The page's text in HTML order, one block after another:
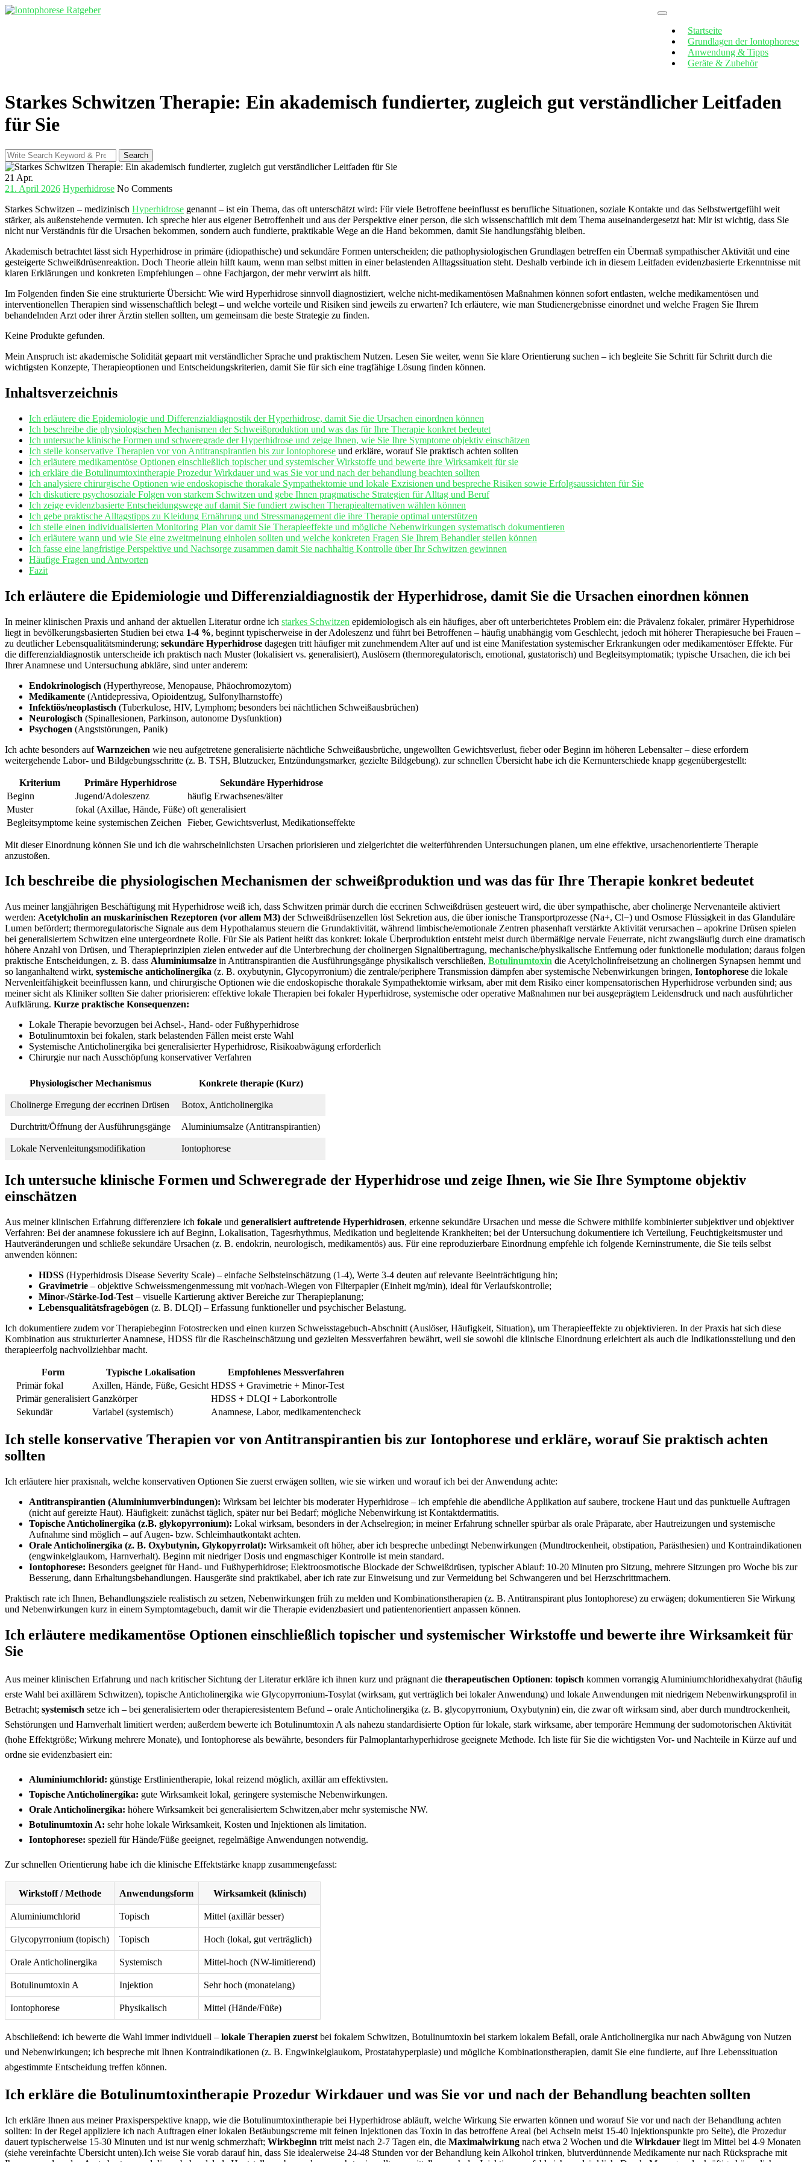
Skip
Startseite
Grundlagen der Iontophorese
Anwendung & Tipps
Geräte & Zubehör
Starkes Schwitzen Therapie: Ein akademisch fundierter, zugleich gut verständlicher Leitfaden
für Sie
Search
for:
Search
21 Apr.
21. April 2026 Hyperhidrose No Comments
Starkes Schwitzen – medizinisch Hyperhidrose genannt – ist ein Thema, das oft unterschätzt wird: Für viele Betroffene beeinflusst es berufliche Situationen, soziale Kontakte und das Selbstwertgefühl weit
stärker, als außenstehende vermuten. Ich spreche hier aus eigener Betroffenheit und aus der Perspektive einer person, die sich wissenschaftlich mit dem Thema auseinandergesetzt hat: Mir ist wichtig, dass Sie
nicht nur Verständnis für die Ursachen bekommen, sondern auch fundierte, praktikable Wege an die Hand bekommen, damit Sie handlungsfähig bleiben.
Akademisch betrachtet lässt sich Hyperhidrose in primäre (idiopathische) und sekundäre Formen unterscheiden; die pathophysiologischen Grundlagen betreffen ein Übermaß sympathischer Aktivität und eine
gesteigerte Schweißdrüsenreaktion. Doch Theorie allein hilft kaum, wenn man selbst mitten in einer belastenden Alltagssituation steht. Deshalb verbinde ich in diesem Leitfaden evidenzbasierte Erkenntnisse mit
klaren Erklärungen und konkreten Empfehlungen – ohne Fachjargon, der mehr verwirrt als hilft.
Im Folgenden finden Sie eine strukturierte Übersicht: Wie wird Hyperhidrose sinnvoll diagnostiziert, welche nicht-medikamentösen Maßnahmen können sofort entlasten, welche medikamentösen und
interventionellen Therapien sind wissenschaftlich belegt – und welche vorteile und Risiken sind jeweils zu erwarten? Ich erläutere, wie man Studienergebnisse einordnet und welche Fragen Sie Ihrem
behandelnden Arzt oder ihrer Ärztin stellen sollten, um gemeinsam die beste Strategie zu finden.
Keine Produkte gefunden.
Mein Anspruch ist: akademische Solidität gepaart mit verständlicher Sprache und praktischem Nutzen. Lesen Sie weiter, wenn Sie klare Orientierung suchen – ich begleite Sie Schritt für Schritt durch die
wichtigsten Konzepte, Therapieoptionen und Entscheidungskriterien, damit Sie für sich eine tragfähige Lösung finden können.
Inhaltsverzeichnis
Ich erläutere die Epidemiologie und Differenzialdiagnostik der Hyperhidrose, damit Sie die Ursachen einordnen können
Ich beschreibe die physiologischen Mechanismen der Schweißproduktion und was das für Ihre Therapie konkret bedeutet
Ich untersuche klinische Formen und schweregrade der Hyperhidrose und zeige Ihnen, wie Sie Ihre Symptome objektiv einschätzen
Ich stelle konservative Therapien vor von Antitranspirantien bis zurIontophorese und erkläre, worauf Sie praktisch achten sollten
Ich erläutere medikamentöse Optionen einschließlich topischer und systemischer Wirkstoffe und bewerte ihre Wirksamkeit für sie
ich erkläre die Botulinumtoxintherapie Prozedur Wirkdauer und was Sie vor und nach der behandlung beachten sollten
Ich analysiere chirurgische Optionen wie endoskopische thorakale Sympathektomie und lokale Exzisionen und bespreche Risiken sowie Erfolgsaussichten für Sie
Ich diskutiere psychosoziale Folgen von starkem Schwitzen und gebe Ihnen pragmatische Strategien für Alltag und Beruf
Ich zeige evidenzbasierte Entscheidungswege auf damit Sie fundiert zwischen Therapiealternativen wählen können
Ich gebe praktische Alltagstipps zu Kleidung Ernährung und Stressmanagement die ihre Therapie optimal unterstützen
Ich stelle einen individualisierten Monitoring Plan vor damit Sie Therapieeffekte und mögliche Nebenwirkungen systematisch dokumentieren
Ich erläutere wann und wie Sie eine zweitmeinung einholen sollten und welche konkreten Fragen Sie Ihrem Behandler stellen können
Ich fasse eine langfristige Perspektive und Nachsorge zusammen damit Sie nachhaltig Kontrolle über Ihr Schwitzen gewinnen
Häufige Fragen und Antworten
Fazit
Ich erläutere die Epidemiologie und Differenzialdiagnostik der Hyperhidrose, damit Sie die Ursachen einordnen können
In meiner klinischen Praxis und anhand der aktuellen Literatur ordne ich starkes Schwitzen epidemiologisch als ein häufiges, aber oft unterberichtetes Problem ein: die Prävalenz fokaler, primärer Hyperhidrose
liegt in bevölkerungsbasierten Studien bei etwa 1-4 %, beginnt typischerweise in der Adoleszenz und führt bei Betroffenen – häufig unabhängig vom Geschlecht, jedoch mit höherer Therapiesuche bei Frauen –
zu deutlicher Lebensqualitätsminderung; sekundäre Hyperhidrose dagegen tritt häufiger mit zunehmendem Alter auf und ist eine Manifestation systemischer Erkrankungen oder medikamentöser Effekte. Für
die differenzialdiagnostik unterscheide ich praktisch nach Muster (lokalisiert vs. generalisiert), Auslösern (thermoregulatorisch, emotional, gustatorisch) und Begleitsymptomatik; typische Ursachen, die ich bei
Ihrer Anamnese und Untersuchung abkläre, sind unter anderem:
Endokrinologisch (Hyperthyreose, Menopause, Phäochromozytom)
Medikamente (Antidepressiva, Opioidentzug, Sulfonylharnstoffe)
Infektiös/neoplastisch (Tuberkulose, HIV, Lymphom; besonders bei nächtlichen Schweißausbrüchen)
Neurologisch (Spinallesionen, Parkinson, autonome Dysfunktion)
Psychogen (Angststörungen, Panik)
Ich achte besonders aufWarnzeichen wie neu aufgetretene generalisierte nächtliche Schweißausbrüche, ungewollten Gewichtsverlust, fieber oder Beginn im höheren Lebensalter – diese erfordern
weitergehende Labor- und Bildgebungsschritte (z. B. TSH, Blutzucker, Entzündungsmarker, gezielte Bildgebung). zur schnellen Übersicht habe ich die Kernunterschiede knapp gegenübergestellt:
Kriterium Primäre Hyperhidrose
Sekundäre Hyperhidrose
Beginn
Jugend/Adoleszenz
häufig Erwachsenes/älter
Muster
fokal (Axillae, Hände, Füße) oft generalisiert
Begleitsymptome keine systemischen Zeichen Fieber, Gewichtsverlust, Medikationseffekte
Mit dieser Einordnung können Sie und ich die wahrscheinlichsten Ursachen priorisieren und zielgerichtet die weiterführenden Untersuchungen planen, um eine effektive, ursachenorientierte Therapie
anzustoßen.
Ich beschreibe die physiologischen Mechanismen der schweißproduktion und was das für Ihre Therapie konkret bedeutet
Aus meiner langjährigen Beschäftigung mit Hyperhidrose weiß ich, dass Schwitzen primär durch die eccrinen Schweißdrüsen gesteuert wird, die über sympathische, aber cholinerge Nervenanteile aktiviert
werden: Acetylcholin an muskarinischen Rezeptoren (vor allem M3) der Schweißdrüsenzellen löst Sekretion aus, die über ionische Transportprozesse (Na+, Cl−) und Osmose Flüssigkeit in das Glanduläre
Lumen befördert; thermoregulatorische Signale aus dem Hypothalamus steuern die Grundaktivität, während limbische/emotionale Zentren phasenhaft verstärkte Aktivität verursachen – apokrine Drüsen spielen
bei generalisiertem Schwitzen eine untergeordnete Rolle. Für Sie als Patient heißt das konkret: lokale Überproduktion entsteht meist durch übermäßige nervale Feuerrate, nicht zwangsläufig durch eine dramatisch
höhere Anzahl von Drüsen, und Therapieprinzipien zielen entweder auf die Unterbrechung der cholinergen Signalübertragung, mechanische/physikalische Entfernung oder funktionelle modulation; daraus folgen
praktische Entscheidungen, z. B. dass Aluminiumsalze in Antitranspirantien die Ausführungsgänge physikalisch verschließen, Botulinumtoxin die Acetylcholinfreisetzung an cholinergen Synapsen hemmt und
so langanhaltend wirkt, systemische anticholinergika (z. B. oxybutynin, Glycopyrronium) die zentrale/periphere Transmission dämpfen aber systemische Nebenwirkungen bringen, Iontophorese die lokale
Nervenleitfähigkeit beeinflussen kann, und chirurgische Optionen wie die endoskopische thorakale Sympathektomie wirksam, aber mit dem Risiko einer kompensatorischen Hyperhidrose verbunden sind; aus
meiner sicht als Kliniker sollten Sie daher priorisieren: effektive lokale Therapien bei fokaler Hyperhidrose, systemische oder operative Maßnahmen nur bei ausgeprägtem Leidensdruck und nach ausführlicher
Aufklärung. Kurze praktische Konsequenzen:
Lokale Therapie bevorzugen bei Achsel-, Hand- oder Fußhyperhidrose
Botulinumtoxin bei fokalen, stark belastenden Fällen meist erste Wahl
Systemische Anticholinergika bei generalisierter Hyperhidrose, Risikoabwägung erforderlich
Chirurgie nur nach Ausschöpfung konservativer Verfahren
Physiologischer Mechanismus Konkrete therapie (Kurz)
Cholinerge Erregung der eccrinen Drüsen Botox, Anticholinergika
Durchtritt/Öffnung der Ausführungsgänge Aluminiumsalze (Antitranspirantien)
Lokale Nervenleitungsmodifikation Iontophorese
Ich untersuche klinische Formen und Schweregrade der Hyperhidrose und zeige Ihnen, wie Sie Ihre Symptome objektiv
einschätzen
Aus meiner klinischen Erfahrung differenziere ich fokale und generalisiert auftretende Hyperhidrosen, erkenne sekundäre Ursachen und messe die Schwere mithilfe kombinierter subjektiver und objektiver
Verfahren: Bei der anamnese fokussiere ich auf Beginn, Lokalisation, Tagesrhythmus, Medikation und begleitende Krankheiten; bei der Untersuchung dokumentiere ich Verteilung, Feuchtigkeitsmuster und
Hautveränderungen und schließe sekundäre Ursachen (z. B. endokrin, neurologisch, medikamentös) aus. Für eine reproduzierbare Einordnung empfehle ich folgende Kerninstrumente, die Sie teils selbst
anwenden können:
HDSS (Hyperhidrosis Disease Severity Scale) – einfache Selbsteinschätzung (1-4), Werte 3-4 deuten auf relevante Beeinträchtigung hin;
Gravimetrie – objektive Schweissmengenmessung mit vor/nach-Wiegen von Filterpapier (Einheit mg/min), ideal für Verlaufskontrolle;
Minor-/Stärke-Iod-Test – visuelle Kartierung aktiver Bereiche zur Therapieplanung;
Lebensqualitätsfragebögen (z. B. DLQI) – Erfassung funktioneller und psychischer Belastung.
Ich dokumentiere zudem vor Therapiebeginn Fotostrecken und einen kurzen Schweisstagebuch‑Abschnitt (Auslöser, Häufigkeit, Situation), um Therapieeffekte zu objektivieren. In der Praxis hat sich diese
Kombination aus strukturierter Anamnese, HDSS für die Rascheinschätzung und gezielten Messverfahren bewährt, weil sie sowohl die klinische Einordnung erleichtert als auch die Indikationsstellung und den
therapieerfolg nachvollziehbar macht.
Form Typische Lokalisation
Empfohlenes Messverfahren
Primär fokal
Axillen, Hände, Füße, Gesicht HDSS + Gravimetrie + Minor-Test
Primär generalisiert Ganzkörper
HDSS + DLQI + Laborkontrolle
Sekundär
Variabel (systemisch) Anamnese, Labor, medikamentencheck
Ich stelle konservative Therapien vor von Antitranspirantien bis zur Iontophorese und erkläre, worauf Sie praktisch achten
sollten
Ich erläutere hier praxisnah, welche konservativen Optionen Sie zuerst erwägen sollten, wie sie wirken und worauf ich bei der Anwendung achte:
Antitranspirantien (Aluminiumverbindungen): Wirksam bei leichter bis moderater Hyperhidrose – ich empfehle die abendliche Applikation auf saubere, trockene Haut und das punktuelle Auftragen
(nicht auf gereizte Haut). Häufigkeit: zunächst täglich, später nur bei Bedarf; mögliche Nebenwirkung ist Kontaktdermatitis.
Topische Anticholinergika (z.B. glykopyrronium): Lokal wirksam, besonders in der Achselregion; in meiner Erfahrung schneller spürbar als orale Präparate, aber Hautreizungen und systemische
Aufnahme sind möglich – auf Augen- bzw. Schleimhautkontakt achten.
Orale Anticholinergika (z. B. Oxybutynin, Glykopyrrolat): Wirksamkeit oft höher, aber ich bespreche unbedingt Nebenwirkungen (Mundtrockenheit, obstipation, Parästhesien) und Kontraindikationen
(engwinkelglaukom, Harnverhalt). Beginn mit niedriger Dosis und engmaschiger Kontrolle ist mein standard.
Iontophorese: Besonders geeignet für Hand- und Fußhyperhidrose; Elektroosmotische Blockade der Schweißdrüsen, typischer Ablauf: 10-20 Minuten pro Sitzung, mehrere Sitzungen pro Woche bis zur
Besserung, dann Erhaltungsbehandlungen. Hausgeräte sind praktikabel, aber ich rate zur Einweisung und zur Vermeidung bei Schwangeren und bei Herzschrittmachern.
Praktisch rate ich Ihnen, Behandlungsziele realistisch zu setzen, Nebenwirkungen früh zu melden und Kombinationstherapien (z. B. Antitranspirant plus Iontophorese) zu erwägen; dokumentieren Sie Wirkung
und Nebenwirkungen kurz in einem Symptomtagebuch, damit wir die Therapie evidenzbasiert und patientenorientiert anpassen können.
Ich erläutere medikamentöse Optionen einschließlich topischer und systemischer Wirkstoffe und bewerte ihre Wirksamkeit für
Sie
Aus meiner klinischen Erfahrung und nach kritischer Sichtung der Literatur erkläre ich ihnen kurz und prägnant die therapeutischen Optionen: topisch kommen vorrangig Aluminiumchloridhexahydrat (häufig
erste Wahl bei axillärem Schwitzen), topische Anticholinergika wie Glycopyrronium-Tosylat (wirksam, gut verträglich bei lokaler Anwendung) und lokale Anwendungen mit niedrigem Nebenwirkungsprofil in
Betracht; systemisch setze ich – bei generalisiertem oder therapieresistentem Befund – orale Anticholinergika (z. B. glycopyrronium, Oxybutynin) ein, die zwar oft wirksam sind, aber durch mundtrockenheit,
Sehstörungen und Harnverhalt limitiert werden; außerdem bewerte ich Botulinumtoxin A als nahezu standardisierte Option für lokale, stark wirksame, aber temporäre Hemmung der sudomotorischen Aktivität
(hohe Effektgröße; Wirkung mehrere Monate), und Iontophorese als bewährte, besonders für Palmoplantarhyperhidrose geeignete Methode. Ich liste für Sie die wichtigsten Vor- und Nachteile in Kürze auf und
ordne sie evidenzbasiert ein:
Aluminiumchlorid: günstige Erstlinientherapie, lokal reizend möglich, axillär am effektivsten.
Topische Anticholinergika: gute Wirksamkeit lokal, geringere systemische Nebenwirkungen.
Orale Anticholinergika: höhere Wirksamkeit bei generalisiertem Schwitzen,aber mehr systemische NW.
Botulinumtoxin A: sehr hohe lokale Wirksamkeit, Kosten und Injektionen als limitation.
Iontophorese: speziell für Hände/Füße geeignet, regelmäßige Anwendungen notwendig.
Zur schnellen Orientierung habe ich die klinische Effektstärke knapp zusammengefasst:
Wirkstoff / Methode Anwendungsform Wirksamkeit (klinisch)
Aluminiumchlorid Topisch Mittel (axillär besser)
Glycopyrronium (topisch) Topisch Hoch (lokal, gut verträglich)
Orale Anticholinergika Systemisch Mittel-hoch (NW-limitierend)
Botulinumtoxin A Injektion Sehr hoch (monatelang)
Iontophorese Physikalisch Mittel (Hände/Füße)
Abschließend: ich bewerte die Wahl immer individuell – lokale Therapien zuerst bei fokalem Schwitzen, Botulinumtoxin bei starkem lokalem Befall, orale Anticholinergika nur nach Abwägung von Nutzen
und Nebenwirkungen; ich bespreche mit Ihnen Kontraindikationen (z. B. Engwinkelglaukom, Prostatahyperplasie) und mögliche Kombinationstherapien, damit Sie eine fundierte, auf Ihre Lebenssituation
abgestimmte Entscheidung treffen können.
Ich erkläre die Botulinumtoxintherapie Prozedur Wirkdauer und was Sie vor und nach der Behandlung beachten sollten
Ich erkläre Ihnen aus meiner Praxisperspektive knapp, wie die Botulinumtoxintherapie bei Hyperhidrose abläuft, welche Wirkung Sie erwarten können und worauf Sie vor und nach der Behandlung achten
sollten: In der Regel appliziere ich nach Auftragen einer lokalen Betäubungscreme mit feinen Injektionen das Toxin in das betroffene Areal (bei Achseln meist 15-40 Injektionspunkte pro Seite), die Prozedur
dauert typischerweise 15-30 Minuten und ist nur wenig schmerzhaft; Wirkbeginn tritt meist nach 2-7 Tagen ein, die Maximalwirkung nach etwa 2 Wochen und die Wirkdauer liegt im Mittel bei 4-9 Monaten
(siehe vereinfachte Übersicht unten).Ich weise Sie vorab darauf hin, dass Sie idealerweise 24-48 Stunden vor der Behandlung kein Alkohol trinken, blutverdünnende Medikamente nur nach Rücksprache mit